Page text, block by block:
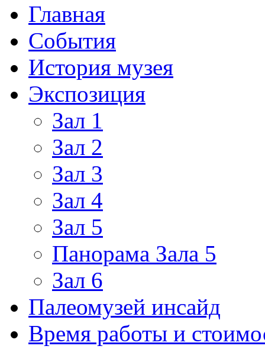
Главная
События
История музея
Экспозиция
Зал 1
Зал 2
Зал 3
Зал 4
Зал 5
Панорама Зала 5
Зал 6
Палеомузей инсайд
Время работы и